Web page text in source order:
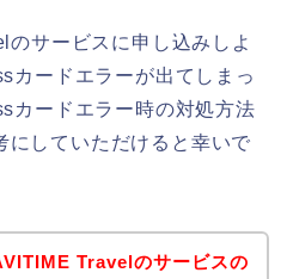
サービスに申し込みしよ
カードエラーが出てしまっ
カードエラー時の対処方法
にしていただけると幸いで
Travelのサービスの